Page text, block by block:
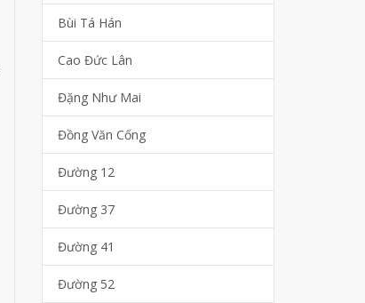
Bùi Tá Hán
Cao Đức Lân
Đặng Như Mai
Đồng Văn Cống
Đường 12
Đường 37
Đường 41
Đường 52